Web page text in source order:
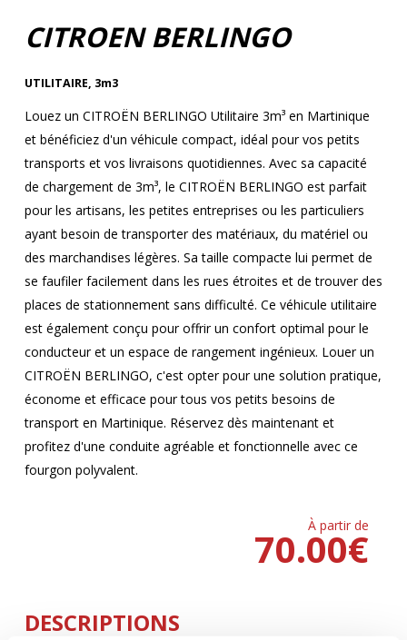
CITROEN BERLINGO
UTILITAIRE, 3m3
Louez un CITROËN BERLINGO Utilitaire 3m³ en Martinique
et bénéficiez d'un véhicule compact, idéal pour vos petits
transports et vos livraisons quotidiennes. Avec sa capacité
de chargement de 3m³, le CITROËN BERLINGO est parfait
pour les artisans, les petites entreprises ou les particuliers
ayant besoin de transporter des matériaux, du matériel ou
des marchandises légères. Sa taille compacte lui permet de
se faufiler facilement dans les rues étroites et de trouver des
places de stationnement sans difficulté. Ce véhicule utilitaire
est également conçu pour offrir un confort optimal pour le
conducteur et un espace de rangement ingénieux. Louer un
CITROËN BERLINGO, c'est opter pour une solution pratique,
économe et efficace pour tous vos petits besoins de
transport en Martinique. Réservez dès maintenant et
profitez d'une conduite agréable et fonctionnelle avec ce
fourgon polyvalent.
À partir de
€
70.00
DESCRIPTIONS